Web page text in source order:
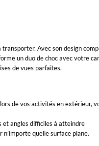
Avec son design
un duo de choc avec votre
de vues parfaites.
de vos activités en extérieur,
et angles difficiles à atteindre
quelle surface plane.